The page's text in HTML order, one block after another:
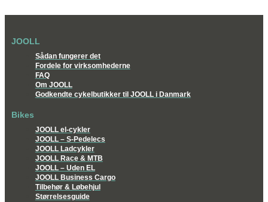
JOOLL
Sådan fungerer det
Fordele for virksomhederne
FAQ
Om JOOLL
Godkendte cykelbutikker til JOOLL i Danmark
Bikes
JOOLL el-cykler
JOOLL – S-Pedelecs
JOOLL Ladcykler
JOOLL Race & MTB
JOOLL – Uden EL
JOOLL Business Cargo
Tilbehør & Løbehjul
Størrelsesguide